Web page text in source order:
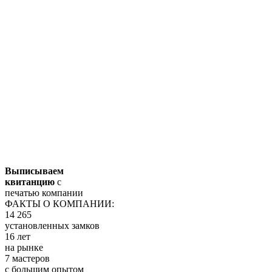
Выписываем
квитанцию с
печатью компании
ФАКТЫ О КОМПАНИИ:
14 265
установленных замков
16 лет
на рынке
7 мастеров
с большим опытом